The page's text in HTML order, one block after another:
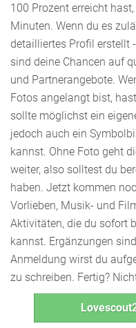
100 Prozent erreicht
Minuten. Wenn du es
detailliertes Profil erstellt
sind deine Chancen auf
und Partnerangebote.
Fotos angelangt bist,
sollte möglichst ein
jedoch auch ein
kannst. Ohne Foto geht
weiter, also solltest du
haben. Jetzt kommen
Vorlieben, Musik- und
Aktivitäten, die du sofort
kannst. Ergänzungen
Anmeldung wirst du
zu schreiben. Fertig?